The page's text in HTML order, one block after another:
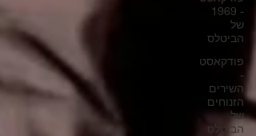
- 1969
של
הביטלס
פודקאסט
-
השירים
הזנוחים
של
הביטלס